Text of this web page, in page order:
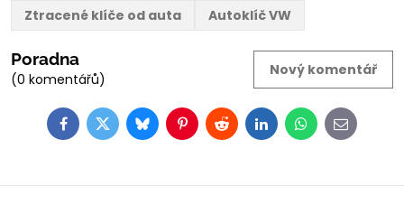
Ztracené klíče od auta
Autoklíč VW
Poradna
(0 komentářů)
Nový komentář
FacebookTwitterBlueskyPinterestRedditLinkedInWhatsApp
E-
mail